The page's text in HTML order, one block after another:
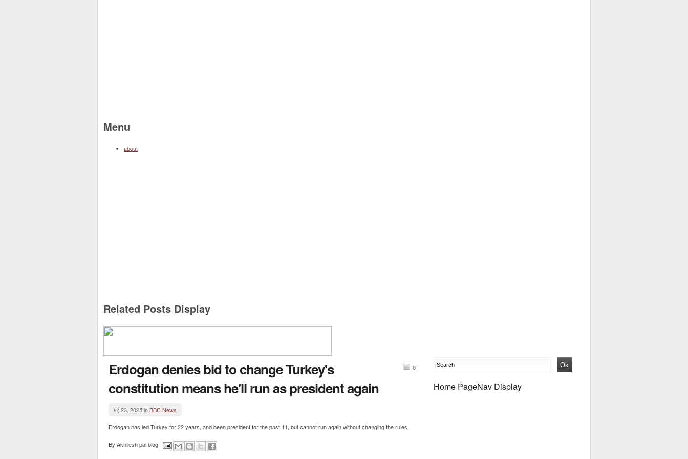
Menu
about
Related Posts Display
Erdogan denies bid to change Turkey's
constitution means he'll run as president again
0
मई 23, 2025 inBBC News
Erdogan has led Turkey for 22 years, and been president for the past 11, but cannot run again without changing the rules.
By Akhilesh pal blog
Home PageNav Display